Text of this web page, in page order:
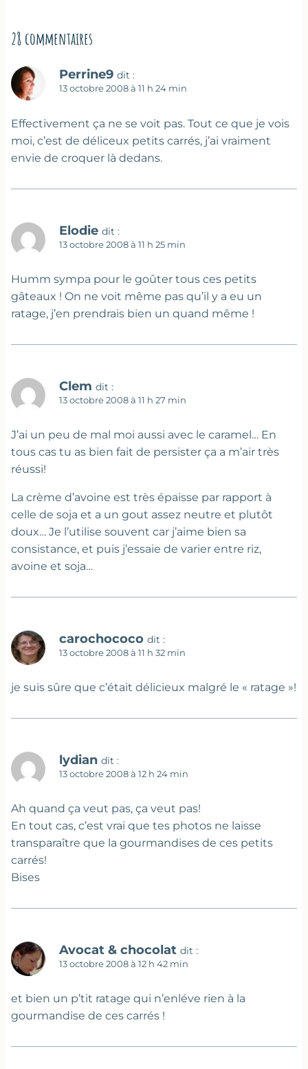
28 commentaires
Perrine9 dit :
13 octobre 2008 à 11 h 24 min
Effectivement ça ne se voit pas. Tout ce que je vois
moi, c’est de déliceux petits carrés, j’ai vraiment
envie de croquer là dedans.
Elodie dit :
13 octobre 2008 à 11 h 25 min
Humm sympa pour le goûter tous ces petits
gâteaux ! On ne voit même pas qu’il y a eu un
ratage, j’en prendrais bien un quand même !
Clem dit :
13 octobre 2008 à 11 h 27 min
J’ai un peu de mal moi aussi avec le caramel… En
tous cas tu as bien fait de persister ça a m’air très
réussi!
La crème d’avoine est très épaisse par rapport à
celle de soja et a un gout assez neutre et plutôt
doux… Je l’utilise souvent car j’aime bien sa
consistance, et puis j’essaie de varier entre riz,
avoine et soja…
carochococo dit :
13 octobre 2008 à 11 h 32 min
je suis sûre que c’était délicieux malgré le « ratage »!
lydian dit :
13 octobre 2008 à 12 h 24 min
Ah quand ça veut pas, ça veut pas!
En tout cas, c’est vrai que tes photos ne laisse
transparaître que la gourmandises de ces petits
carrés!
Bises
Avocat & chocolat dit :
13 octobre 2008 à 12 h 42 min
et bien un p’tit ratage qui n’enléve rien à la
gourmandise de ces carrés !